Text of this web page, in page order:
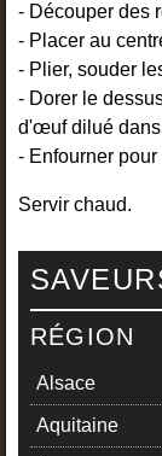
- Découper des
- Placer au
- Plier, souder
- Dorer le
d'œuf dilué dans
- Enfourner pour
Servir chaud.
RÉGION
Alsace
Aquitaine